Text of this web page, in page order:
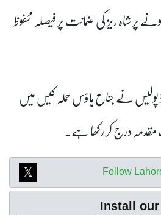
شاہ ریز کی ضمانت پر فیصلہ محفوظ
پولیس نے جناح ہاؤس حملہ کیس میں
درج کر رکھا ہے۔
Follow
Install our